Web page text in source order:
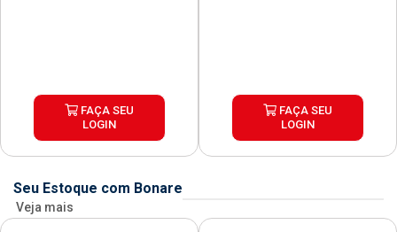
FAÇA SEU
LOGIN
FAÇA SEU
LOGIN
Seu Estoque com Bonare
Veja mais